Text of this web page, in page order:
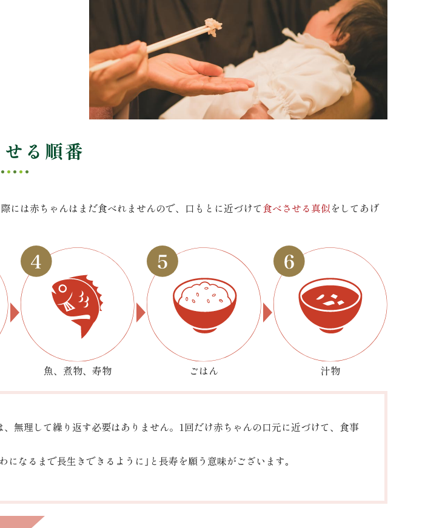
る順番
には赤ちゃんはまだ食べれませんので、口もとに近づけて食べさせる真似をしてあげ
魚、煮物、寿物 ごはん 汁物
無理して繰り返す必要はありません。1回だけ赤ちゃんの口元に近づけて、食事
なるまで長生きできるように｣と長寿を願う意味がございます｡